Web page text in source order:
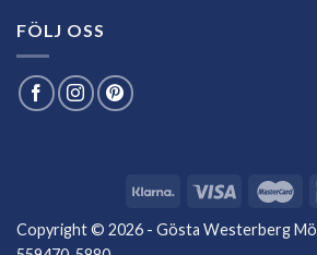
FÖLJ OSS
Copyright © 2026 - Gösta Westerberg